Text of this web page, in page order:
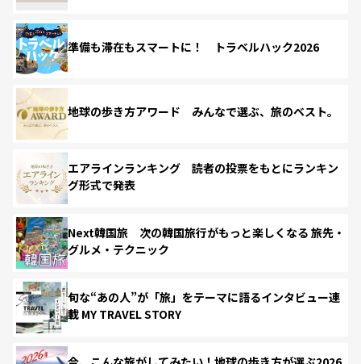
準備も滞在もスマートに！ トラベルハック2026
地球の歩き方アワード みんなで選ぶ、旅のベスト。
エアラインランキング 読者の投票をもとにランキン
グ形式で発表
Next韓国旅 次の韓国旅行がもっと楽しくなる 旅先・
グルメ・テクニック
旬な“あの人”が「旅」をテーマに語るインタビュー連
載 MY TRAVEL STORY